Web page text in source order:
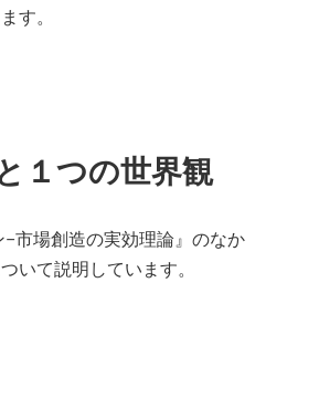
す。
１つの世界観
市場創造の実効理論』のなか
いて説明しています。